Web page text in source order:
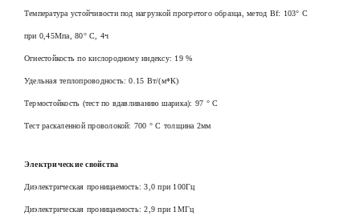
Температура устойчивости под нагрузкой прогретого образца, метод Вf: 103° С
при 0,45Мпа, 80° С, 4ч
Огнестойкость по кислородному индексу: 19 %
Удельная теплопроводность: 0.15 Вт/(м*К)
Термостойкость (тест по вдавливанию шарика): 97 ° С
Тест раскаленной проволокой: 700 ° С толщина 2мм
Электрические свойства
Диэлектрическая проницаемость: 3,0 при 100Гц
Диэлектрическая проницаемость: 2,9 при 1МГц